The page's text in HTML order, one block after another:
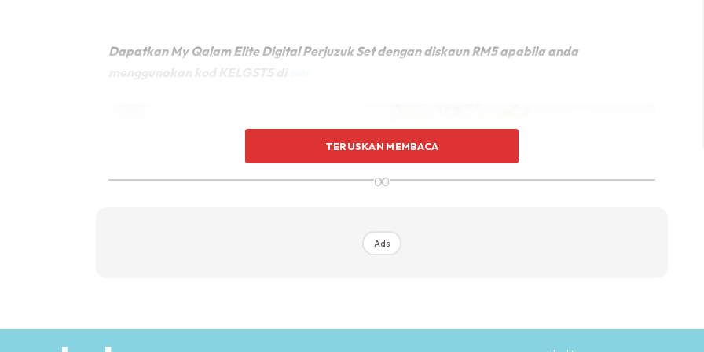
Dapatkan My Qalam Elite Digital Perjuzuk Set dengan diskaun RM5 apabila anda
TERUSKAN MEMBACA
∞
Ads